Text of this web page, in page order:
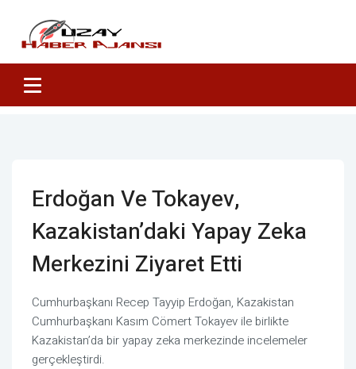
Erdoğan Ve Tokayev,
Kazakistan’daki Yapay Zeka
Merkezini Ziyaret Etti
Cumhurbaşkanı Recep Tayyip Erdoğan, Kazakistan
Cumhurbaşkanı Kasım Cömert Tokayev ile birlikte
Kazakistan’da bir yapay zeka merkezinde incelemeler
gerçekleştirdi.